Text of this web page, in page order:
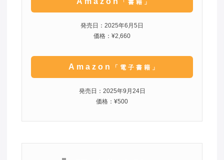
「書籍」
発売日：2025年6月5日
価格：¥2,660
Amazon 「電子書籍」
発売日：2025年9月24日
価格：¥500